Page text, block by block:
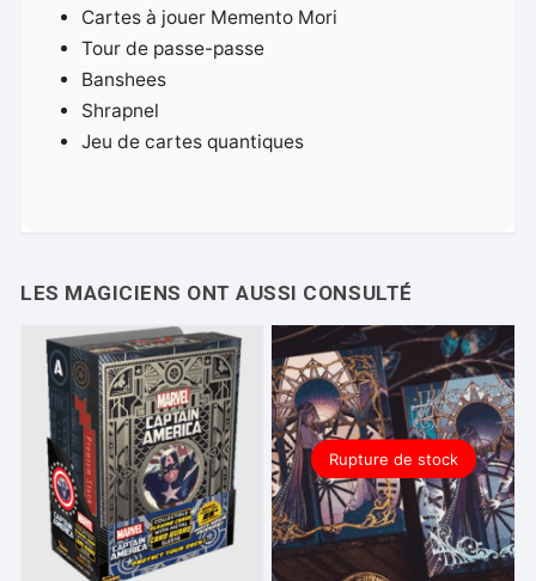
Cartes à jouer Memento Mori
Tour de passe-passe
Banshees
Shrapnel
Jeu de cartes quantiques
Rupture de stock